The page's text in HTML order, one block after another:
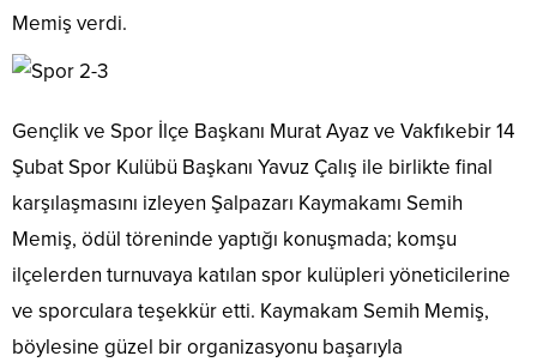
Memiş verdi.
Gençlik ve Spor İlçe Başkanı Murat Ayaz ve Vakfıkebir 14
Şubat Spor Kulübü Başkanı Yavuz Çalış ile birlikte final
karşılaşmasını izleyen Şalpazarı Kaymakamı Semih
Memiş, ödül töreninde yaptığı konuşmada; komşu
ilçelerden turnuvaya katılan spor kulüpleri yöneticilerine
ve sporculara teşekkür etti. Kaymakam Semih Memiş,
böylesine güzel bir organizasyonu başarıyla